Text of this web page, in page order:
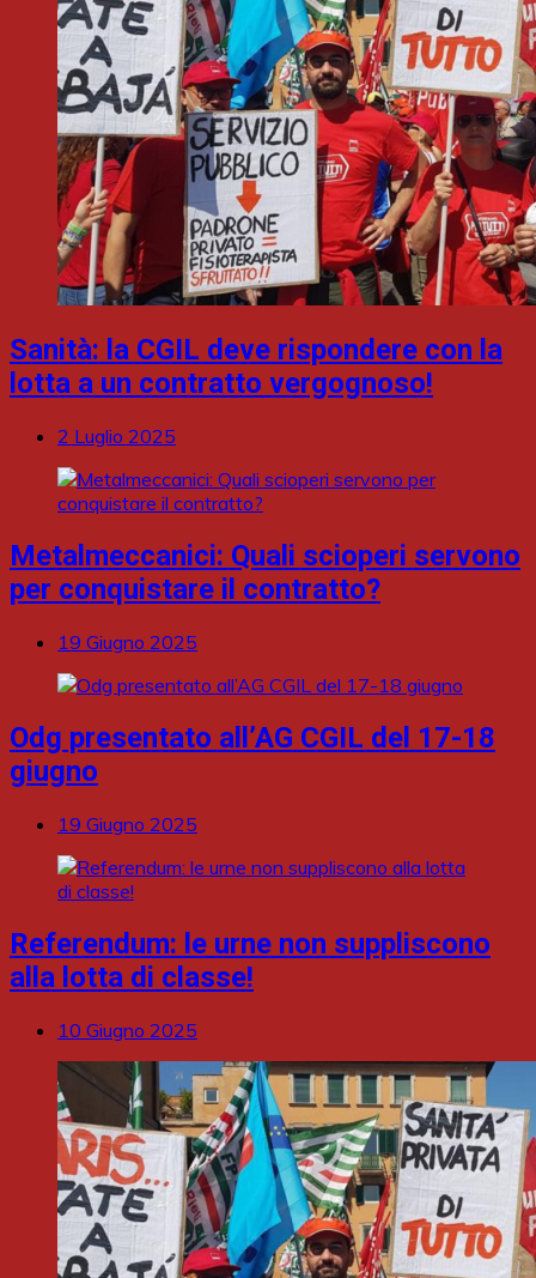
Sanità: la CGIL deve rispondere con la
lotta a un contratto vergognoso!
2 Luglio 2025
Metalmeccanici: Quali scioperi servono
per conquistare il contratto?
19 Giugno 2025
Odg presentato all’AG CGIL del 17-18
giugno
19 Giugno 2025
Referendum: le urne non suppliscono
alla lotta di classe!
10 Giugno 2025